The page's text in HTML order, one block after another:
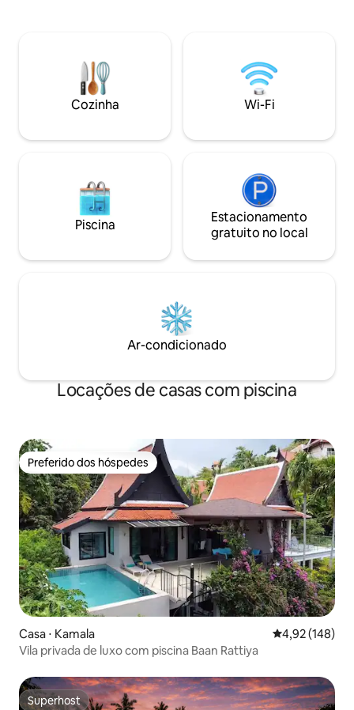
água salgada + Anfitriões flexíveis,
podem ajudar com reservas de
transporte, passeios, recomendações,
reservas, solicitações de manutenção. +
deslumbrantes. A
apenas 10
manhã incluído e
para o aeroporto.
Cozinha Wi-Fi
Piscina
Estacionamento
gratuito no local
Ar-condicionado
Locações de casas com piscina
Preferido dos hóspedes
Preferido dos hóspedes
Casa ⋅ Kamala 4,92 de uma
4,92 (148)
Vila privada de luxo com piscina Baan Rattiya
Superhost